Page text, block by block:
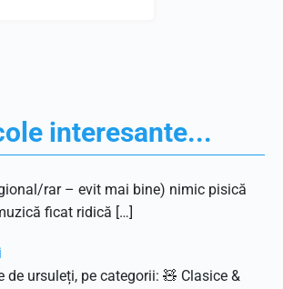
interesante...
rar – evit mai bine) nimic pisică
ficat ridică […]
de ursuleți, pe categorii: 🧸 Clasice &